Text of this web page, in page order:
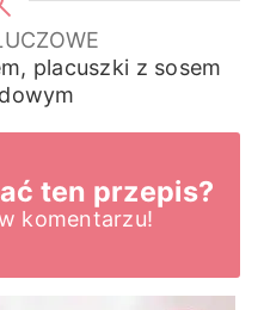
placuszki z sosem
ten przepis?
komentarzu!